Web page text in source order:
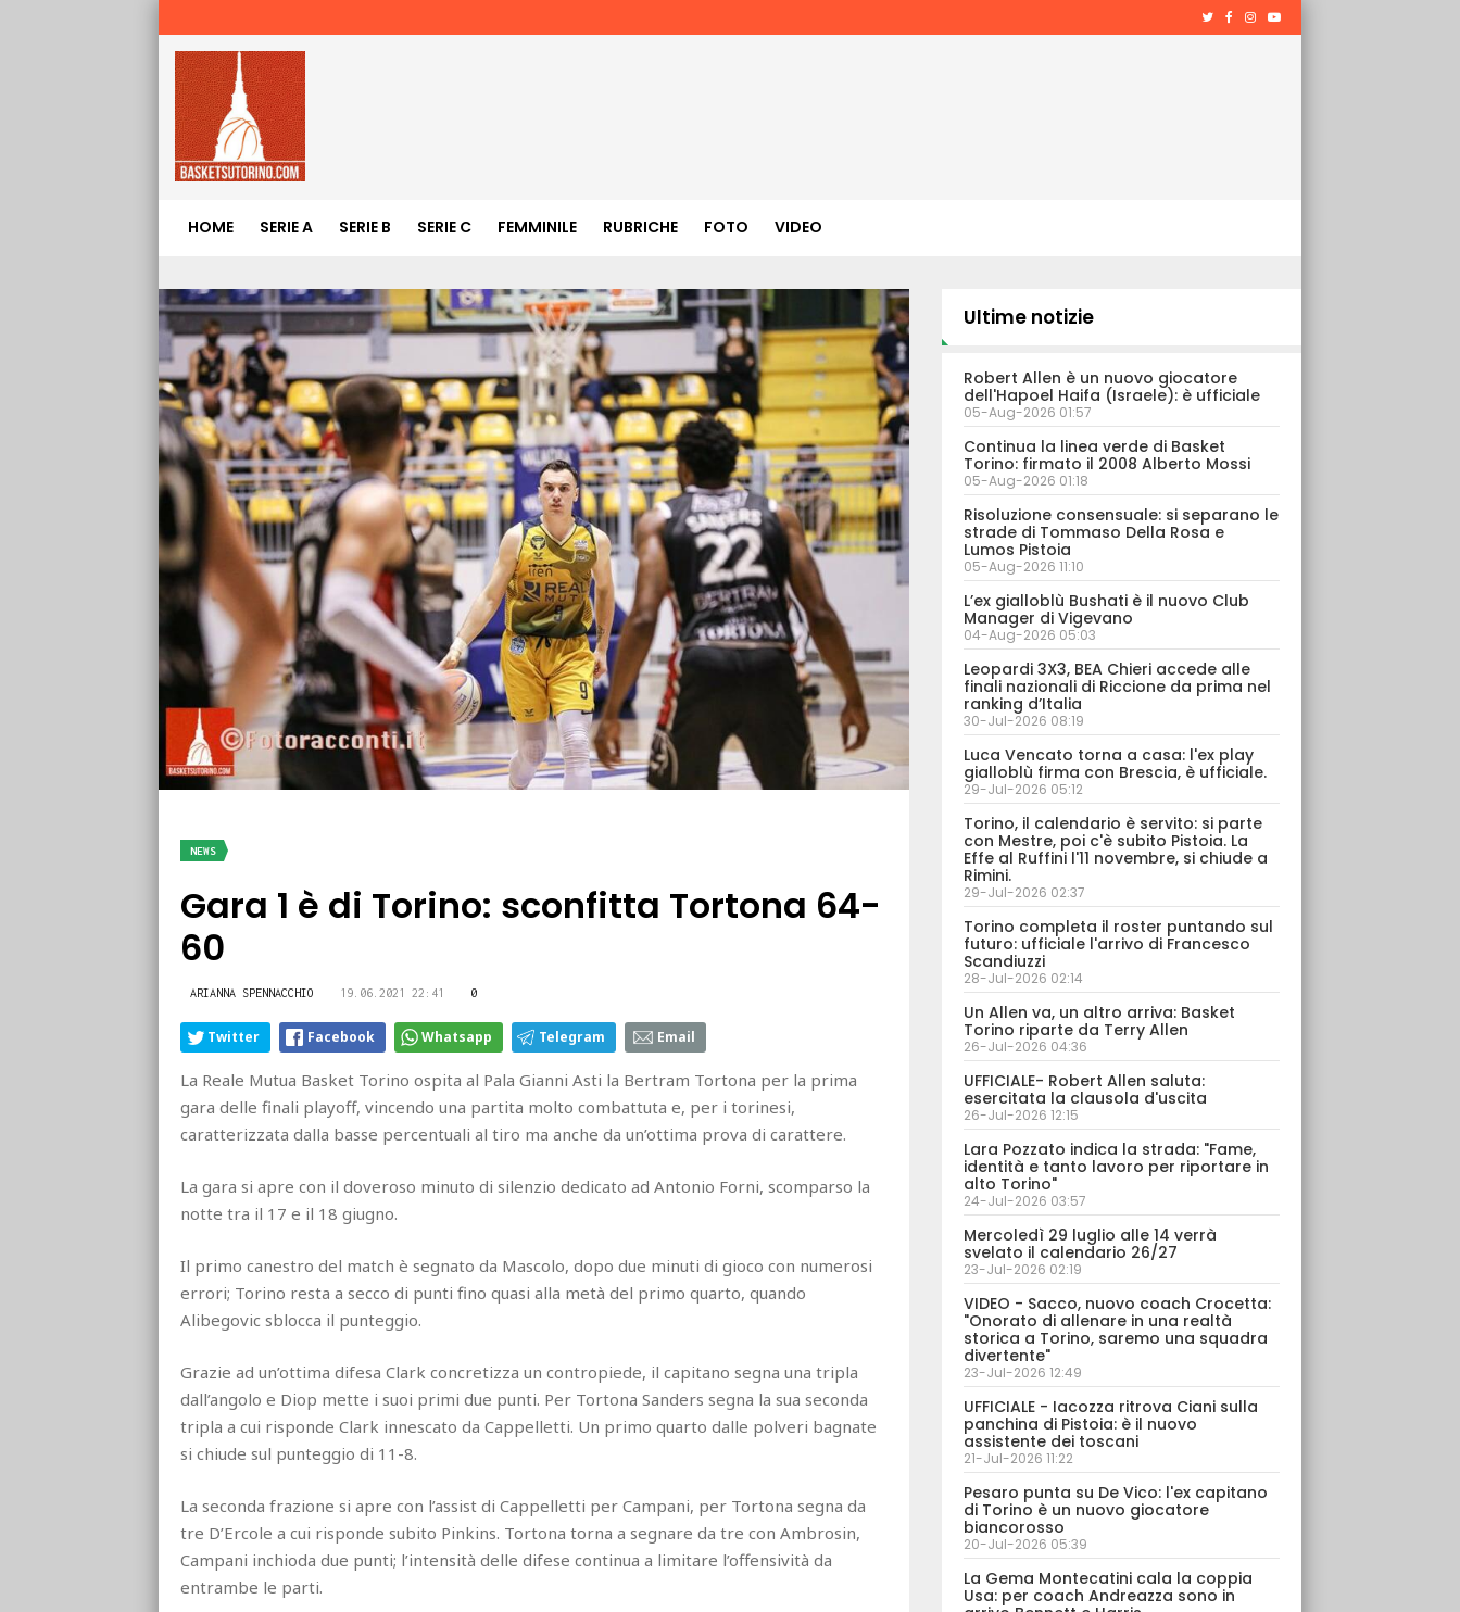
HOME SERIE A SERIE B SERIE C FEMMINILE RUBRICHE FOTO VIDEO
NEWS
Gara 1 è di Torino: sconfitta Tortona 64-
60
ARIANNA SPENNACCHIO 19.06.2021 22:41 0
Twitter Facebook Whatsapp Telegram Email
La Reale Mutua Basket Torino ospita al Pala Gianni Asti la Bertram Tortona per la prima
gara delle finali playoff, vincendo una partita molto combattuta e, per i torinesi,
caratterizzata dalla basse percentuali al tiro ma anche da un’ottima prova di carattere.
La gara si apre con il doveroso minuto di silenzio dedicato ad Antonio Forni, scomparso la
notte tra il 17 e il 18 giugno.
Il primo canestro del match è segnato da Mascolo, dopo due minuti di gioco con numerosi
errori; Torino resta a secco di punti fino quasi alla metà del primo quarto, quando
Alibegovic sblocca il punteggio.
Grazie ad un’ottima difesa Clark concretizza un contropiede, il capitano segna una tripla
dall’angolo e Diop mette i suoi primi due punti. Per Tortona Sanders segna la sua seconda
tripla a cui risponde Clark innescato da Cappelletti. Un primo quarto dalle polveri bagnate
si chiude sul punteggio di 11-8.
La seconda frazione si apre con l’assist di Cappelletti per Campani, per Tortona segna da
tre D’Ercole a cui risponde subito Pinkins. Tortona torna a segnare da tre con Ambrosin,
Campani inchioda due punti; l’intensità delle difese continua a limitare l’offensività da
entrambe le parti.
Ultime notizie
Robert Allen è un nuovo giocatore
dell'Hapoel Haifa (Israele): è ufficiale
05-Aug-2026 01:57
Continua la linea verde di Basket
Torino: firmato il 2008 Alberto Mossi
05-Aug-2026 01:18
Risoluzione consensuale: si separano le
strade di Tommaso Della Rosa e
Lumos Pistoia
05-Aug-2026 11:10
L’ex gialloblù Bushati è il nuovo Club
Manager di Vigevano
04-Aug-2026 05:03
Leopardi 3X3, BEA Chieri accede alle
finali nazionali di Riccione da prima nel
ranking d’Italia
30-Jul-2026 08:19
Luca Vencato torna a casa: l'ex play
gialloblù firma con Brescia, è ufficiale.
29-Jul-2026 05:12
Torino, il calendario è servito: si parte
con Mestre, poi c'è subito Pistoia. La
Effe al Ruffini l'11 novembre, si chiude a
Rimini.
29-Jul-2026 02:37
Torino completa il roster puntando sul
futuro: ufficiale l'arrivo di Francesco
Scandiuzzi
28-Jul-2026 02:14
Un Allen va, un altro arriva: Basket
Torino riparte da Terry Allen
26-Jul-2026 04:36
UFFICIALE- Robert Allen saluta:
esercitata la clausola d'uscita
26-Jul-2026 12:15
Lara Pozzato indica la strada: "Fame,
identità e tanto lavoro per riportare in
alto Torino"
24-Jul-2026 03:57
Mercoledì 29 luglio alle 14 verrà
svelato il calendario 26/27
23-Jul-2026 02:19
VIDEO - Sacco, nuovo coach Crocetta:
"Onorato di allenare in una realtà
storica a Torino, saremo una squadra
divertente"
23-Jul-2026 12:49
UFFICIALE - Iacozza ritrova Ciani sulla
panchina di Pistoia: è il nuovo
assistente dei toscani
21-Jul-2026 11:22
Pesaro punta su De Vico: l'ex capitano
di Torino è un nuovo giocatore
biancorosso
20-Jul-2026 05:39
La Gema Montecatini cala la coppia
Usa: per coach Andreazza sono in